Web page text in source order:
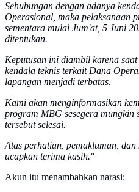
Sehubungan dengan adanya
Operasional, maka pelaksanaan
sementara mulai Jum'at, 5 Juni
ditentukan.
Keputusan ini diambil karena
kendala teknis terkait Dana
lapangan menjadi terbatas.
Kami akan menginformasikan
program MBG sesegera mungkin
tersebut selesai.
Atas perhatian, pemakluman,
ucapkan terima kasih."
Akun itu menambahkan narasi: